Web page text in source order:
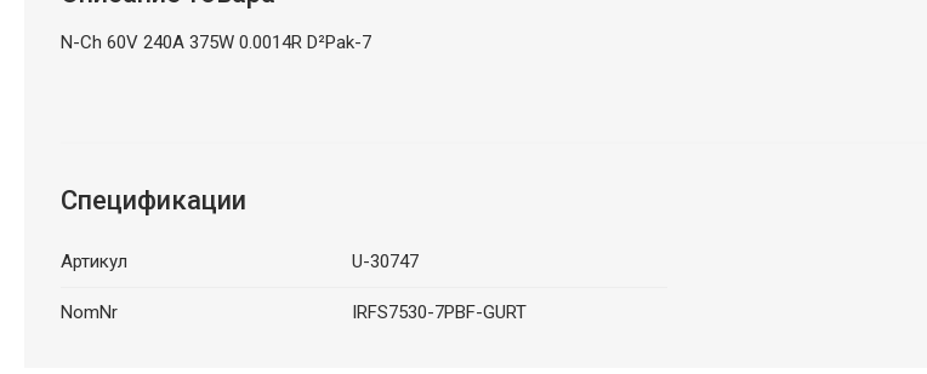
N-Ch 60V 240A 375W 0.0014R D²Pak-7
Спецификации
Артикул U-30747
NomNr IRFS7530-7PBF-GURT